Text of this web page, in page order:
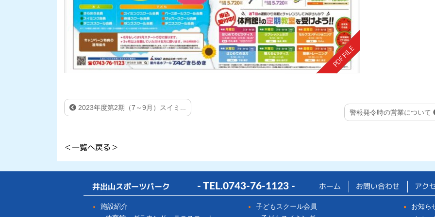
2023年度第2期（7～9月）スイミ...
警報発令時の営業について
＜一覧へ戻る＞
井出山スポーツパーク - TEL.0743-76-1123- ホーム お問い合わせ アク
施設紹介
子どもスクール会員
お知ら